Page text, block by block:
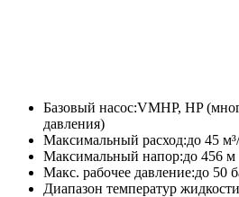
Базовый насос:VMHP, HP
давления)
Максимальный расход:до 45
Максимальный напор:до 456 м
Макс. рабочее давление:до 50
Диапазон температур